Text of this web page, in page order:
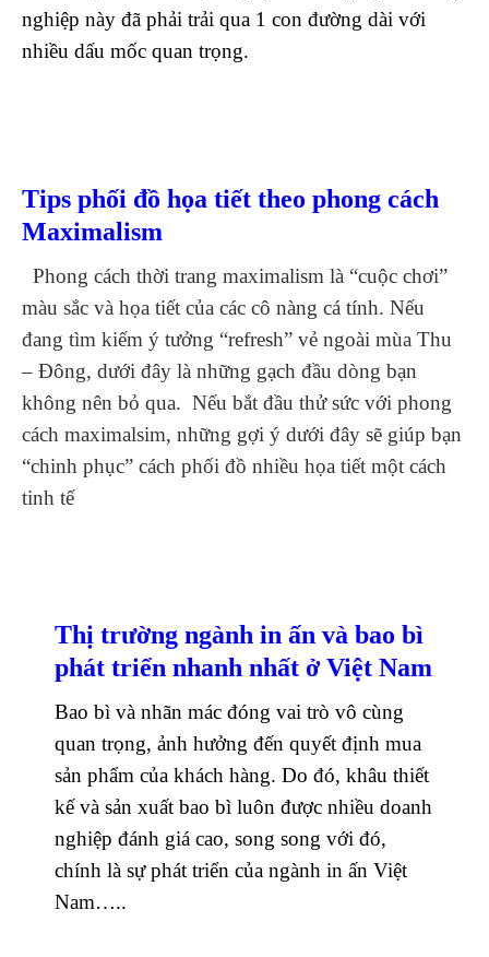
nghiệp này đã phải trải qua 1 con đường dài với
nhiều dấu mốc quan trọng.
Tips phối đồ họa tiết theo phong cách
Maximalism
Phong cách thời trang maximalism là “cuộc chơi”
màu sắc và họa tiết của các cô nàng cá tính. Nếu
đang tìm kiếm ý tưởng “refresh” vẻ ngoài mùa Thu
– Đông, dưới đây là những gạch đầu dòng bạn
không nên bỏ qua. Nếu bắt đầu thử sức với phong
cách maximalsim, những gợi ý dưới đây sẽ giúp bạn
“chinh phục” cách phối đồ nhiều họa tiết một cách
tinh tế
Thị trường ngành in ấn và bao bì
phát triển nhanh nhất ở Việt Nam
Bao bì và nhãn mác đóng vai trò vô cùng
quan trọng, ảnh hưởng đến quyết định mua
sản phẩm của khách hàng. Do đó, khâu thiết
kế và sản xuất bao bì luôn được nhiều doanh
nghiệp đánh giá cao, song song với đó,
chính là sự phát triển của ngành in ấn Việt
Nam…..